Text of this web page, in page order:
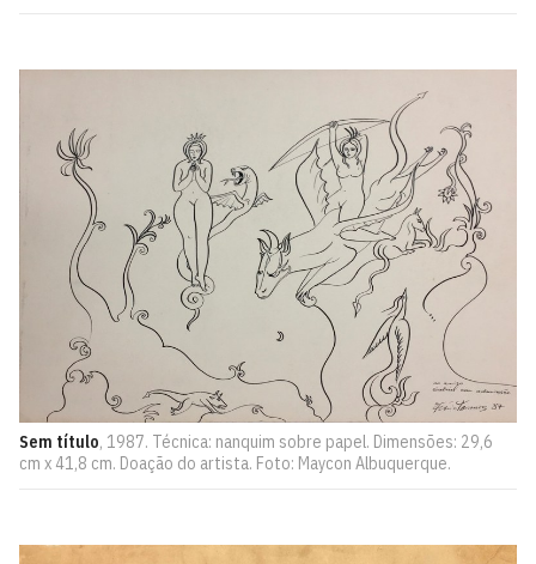
Sem título, 1987. Técnica: nanquim sobre papel. Dimensões: 29,6
cm x 41,8 cm. Doação do artista. Foto: Maycon Albuquerque.